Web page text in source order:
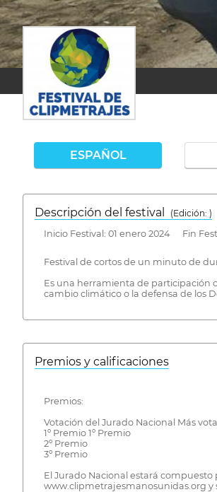
ESPAÑOL
Descripción del festival
( Edición: )
Inicio Festival: 01 enero 2024 Fin
Festival de cortos de un minuto de
Es una herramienta de participación
cambio climático o la defensa de los
Premios y calificaciones
Premios:
Votación del Jurado Nacional Más
1º Premio 1º Premio
2º Premio
3º Premio
El Jurado Nacional estará
www.clipmetrajesmanosunidas.org y